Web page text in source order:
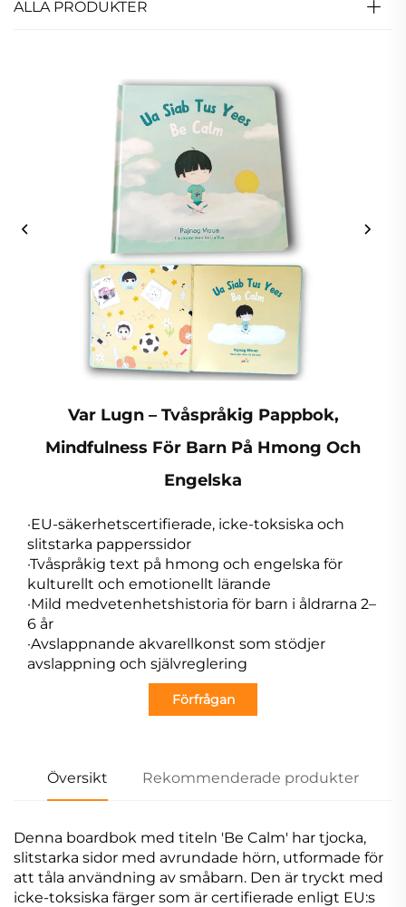
ALLA PRODUKTER
Var Lugn – Tvåspråkig Pappbok,
Mindfulness För Barn På Hmong Och
Engelska
·EU-säkerhetscertifierade, icke-toksiska och
slitstarka papperssidor
·Tvåspråkig text på hmong och engelska för
kulturellt och emotionellt lärande
·Mild medvetenhetshistoria för barn i åldrarna 2–
6 år
·Avslappnande akvarellkonst som stödjer
avslappning och självreglering
Förfrågan
Översikt Rekommenderade produkter
Denna boardbok med titeln 'Be Calm' har tjocka,
slitstarka sidor med avrundade hörn, utformade för
att tåla användning av småbarn. Den är tryckt med
icke-toksiska färger som är certifierade enligt EU:s